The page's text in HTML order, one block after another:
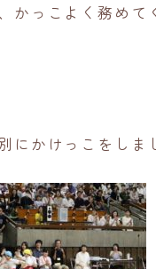
かっこよく務めて
にかけっこをしま